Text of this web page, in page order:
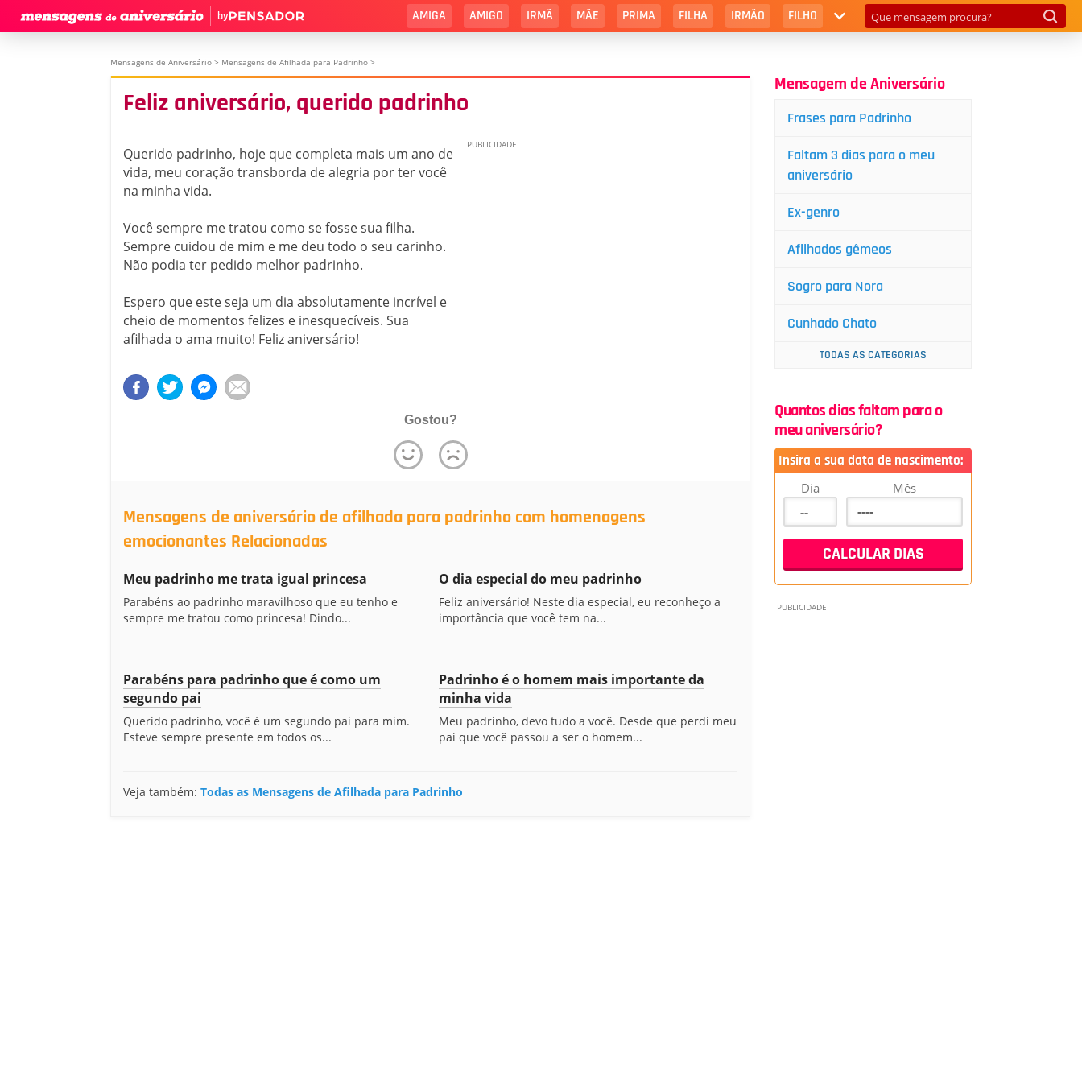
by AMIGA AMIGO IRMÃ MÃE PRIMA FILHA IRMÃO FILHO
Mensagens de Aniversário > Mensagens de Afilhada para Padrinho >
Feliz aniversário, querido padrinho
Querido padrinho, hoje que completa mais um ano de
vida, meu coração transborda de alegria por ter você
na minha vida.
Você sempre me tratou como se fosse sua filha.
Sempre cuidou de mim e me deu todo o seu carinho.
Não podia ter pedido melhor padrinho.
Espero que este seja um dia absolutamente incrível e
cheio de momentos felizes e inesquecíveis. Sua
afilhada o ama muito! Feliz aniversário!
Gostou?
Mensagens de aniversário de afilhada para padrinho com homenagens
emocionantes Relacionadas
Meu padrinho me trata igual princesa
Parabéns ao padrinho maravilhoso que eu tenho e
sempre me tratou como princesa! Dindo...
O dia especial do meu padrinho
Feliz aniversário! Neste dia especial, eu reconheço a
importância que você tem na...
Parabéns para padrinho que é como um
segundo pai
Querido padrinho, você é um segundo pai para mim.
Esteve sempre presente em todos os...
Padrinho é o homem mais importante da
minha vida
Meu padrinho, devo tudo a você. Desde que perdi meu
pai que você passou a ser o homem...
Veja também: Todas as Mensagens de Afilhada para Padrinho
Mensagem de Aniversário
Frases para Padrinho
Faltam 3 dias para o meu
aniversário
Ex-genro
Afilhados gêmeos
Sogro para Nora
Cunhado Chato
TODAS AS CATEGORIAS
Quantos dias faltam para o
meu aniversário?
Insira a sua data de nascimento:
Dia Mês